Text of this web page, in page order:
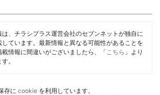
は、チラシプラス運営会社のセブンネットが独自に
ています。最新情報と異なる可能性があることを
載情報に間違いがございましたら、「 こちら 」より
。
存に cookie を利用しています。